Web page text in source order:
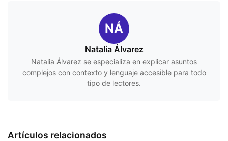
NÁ
Natalia Álvarez
Natalia Álvarez se especializa en explicar asuntos
complejos con contexto y lenguaje accesible para todo
tipo de lectores.
Artículos relacionados